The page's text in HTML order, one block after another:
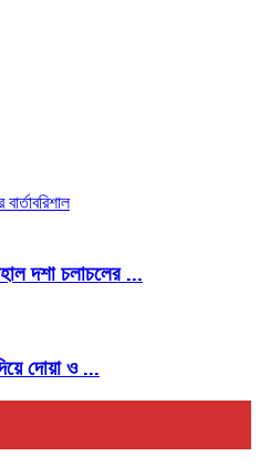
বরিশাল
দশা চলাচলের ...
দোয়া ও ...